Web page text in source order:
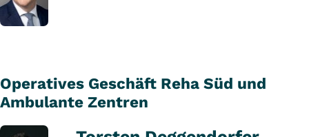
Operatives Geschäft Reha Süd und
Ambulante Zentren